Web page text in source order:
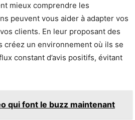
mieux comprendre les
peuvent vous aider à adapter vos
clients. En leur proposant des
créez un environnement où ils se
constant d’avis positifs, évitant
qui font le buzz maintenant